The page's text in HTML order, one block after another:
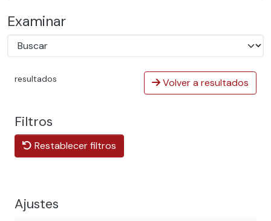
Examinar
resultados Volver a resultados
Filtros
Restablecer filtros
Ajustes